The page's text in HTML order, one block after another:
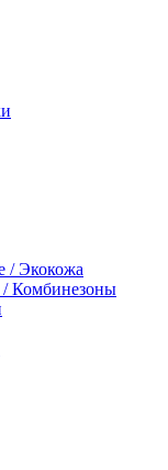
/ Экокожа
Комбинезоны